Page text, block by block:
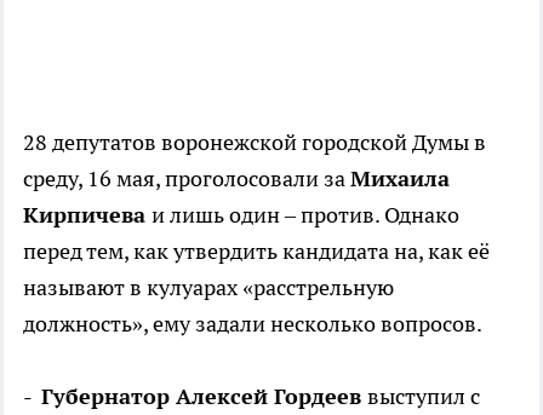
28 депутатов воронежской городской Думы в
среду, 16 мая, проголосовали заМихаила
Кирпичева и лишь один – против. Однако
перед тем, как утвердить кандидата на, как её
называют в кулуарах «расстрельную
должность», ему задали несколько вопросов.
- Губернатор Алексей Гордеев выступил с